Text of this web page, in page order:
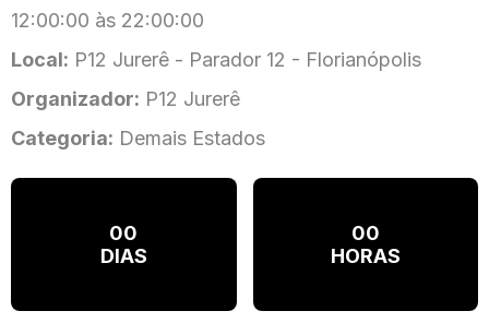
12:00:00 às 22:00:00
Local: P12 Jurerê - Parador 12 - Florianópolis
Organizador: P12 Jurerê
Categoria: Demais Estados
00
DIAS
00
HORAS